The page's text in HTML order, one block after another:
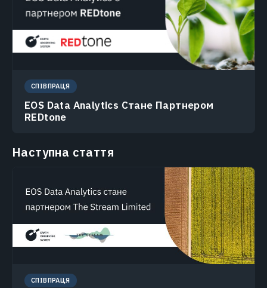
СПІВПРАЦЯ
EOS Data Analytics Стане Партнером
REDtone
Наступна стаття
СПІВПРАЦЯ